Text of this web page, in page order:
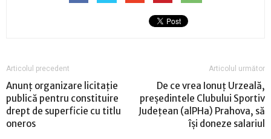
Articolul precedent
Anunț organizare licitație
publică pentru constituire
drept de superficie cu titlu
oneros
Articolul următor
De ce vrea Ionuț Urzeală,
președintele Clubului Sportiv
Județean (alPHa) Prahova, să
își doneze salariul